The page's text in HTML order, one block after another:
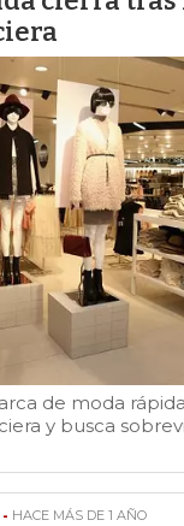
de moda
y busca
HACE MÁS DE 1 AÑO